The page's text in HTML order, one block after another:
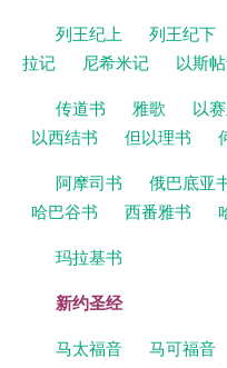
列王纪上
列王纪下
拉记
尼希米记 以斯
传道书
雅歌 以
以西结书
但以理书
阿摩司书
俄巴底亚
哈巴谷书
西番雅书
玛拉基书
新约圣经
马太福音 马可福音